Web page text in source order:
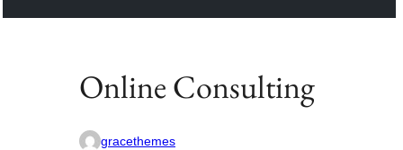
Online Consulting
gracethemes